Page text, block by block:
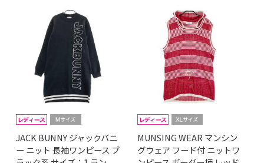
JACK BUNNY ジャックバニ
ー ニット 長袖ワンピース ブ
MUNSING WEAR マンシン
グウェア フード付 ニットワ